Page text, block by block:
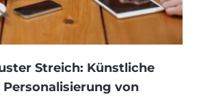
Streich: Künstliche
von